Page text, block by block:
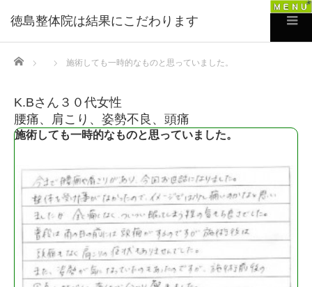
徳島整体院は結果にこだわります
Home 施術しても一時的なものと思っていました。
K.Bさん３０代女性
腰痛、肩こり、姿勢不良、頭痛
施術しても一時的なものと思っていました。